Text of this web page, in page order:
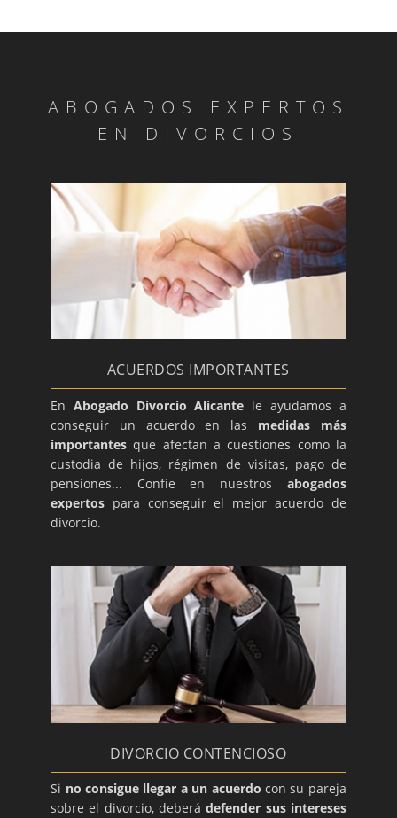
ABOGADOS EXPERTOS
EN DIVORCIOS
ACUERDOS IMPORTANTES
En Abogado Divorcio Alicante le ayudamos a
conseguir un acuerdo en las medidas más
importantesque afectan a cuestiones como la
custodia de hijos, régimen de visitas, pago de
pensiones... Confíe en nuestros abogados
expertos para conseguir el mejor acuerdo de
divorcio.
DIVORCIO CONTENCIOSO
Si no consigue llegar a un acuerdo con su pareja
sobre el divorcio, deberádefender sus intereses